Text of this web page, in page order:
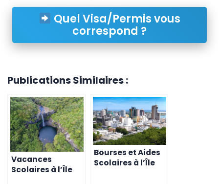
Quel Visa/Permis vous
correspond ?
Publications Similaires :
Vacances
Scolaires à l’Île
Bourses et Aides
Scolaires à l’Île